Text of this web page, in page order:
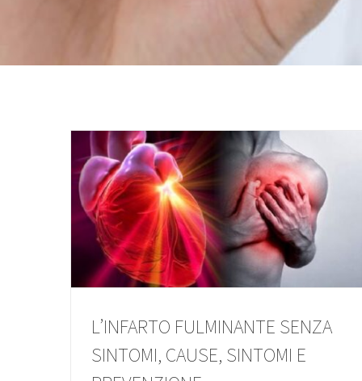
L’INFARTO FULMINANTE SENZA
SINTOMI, CAUSE, SINTOMI E